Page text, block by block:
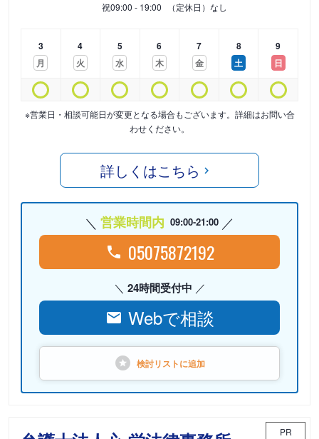
祝09:00 - 19:00 （定休日）なし
3
月
4
火
5
水
6
木
7
金
8
土
9
日
※営業日・相談可能日が変更となる場合もございます。詳細はお問い合
わせください。
詳しくはこちら
営業時間内 09:00-21:00
05075872192
24時間受付中
Webで相談
検討リストに追加
PR